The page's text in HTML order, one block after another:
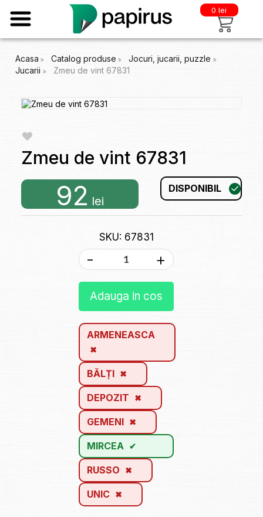
0 lei
Acasa Catalog produse
Jocuri, jucarii, puzzle
Jucarii
Zmeu de vint 67831
Zmeu de vint 67831
92 lei
DISPONIBIL
SKU: 67831
- +
Adauga in cos
ARMENEASCA
BĂLȚI
DEPOZIT
GEMENI
MIRCEA
RUSSO
UNIC